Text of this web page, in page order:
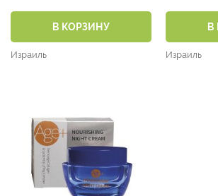
В КОРЗИНУ
Израиль
В
Израиль